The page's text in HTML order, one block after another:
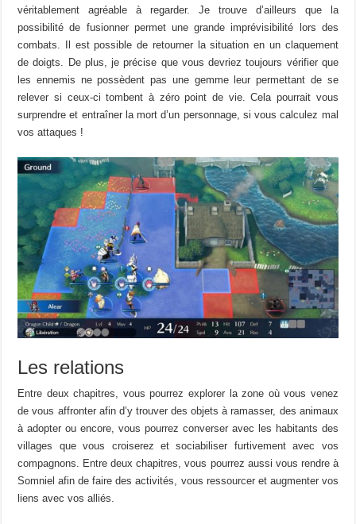
véritablement agréable à regarder. Je trouve d’ailleurs que la
possibilité de fusionner permet une grande imprévisibilité lors des
combats. Il est possible de retourner la situation en un claquement
de doigts. De plus, je précise que vous devriez toujours vérifier que
les ennemis ne possèdent pas une gemme leur permettant de se
relever si ceux-ci tombent à zéro point de vie. Cela pourrait vous
surprendre et entraîner la mort d’un personnage, si vous calculez mal
vos attaques !
Les relations
Entre deux chapitres, vous pourrez explorer la zone où vous venez
de vous affronter afin d’y trouver des objets à ramasser, des animaux
à adopter ou encore, vous pourrez converser avec les habitants des
villages que vous croiserez et sociabiliser furtivement avec vos
compagnons. Entre deux chapitres, vous pourrez aussi vous rendre à
Somniel afin de faire des activités, vous ressourcer et augmenter vos
liens avec vos alliés.